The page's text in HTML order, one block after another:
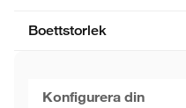
Boettstorlek
Konfigurera din